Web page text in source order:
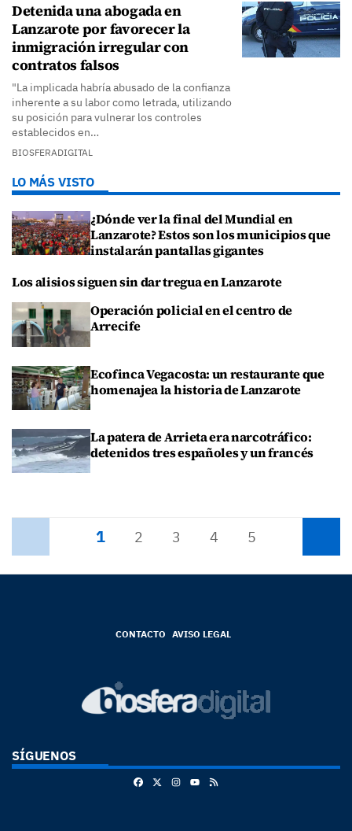
Detenida una abogada en
Lanzarote por favorecer la
inmigración irregular con
contratos falsos
"La implicada habría abusado de la confianza
inherente a su labor como letrada, utilizando
su posición para vulnerar los controles
establecidos en…
BIOSFERADIGITAL
LO MÁS VISTO
¿Dónde ver la final del Mundial en
Lanzarote? Estos son los municipios que
instalarán pantallas gigantes
Los alisios siguen sin dar tregua en Lanzarote
Operación policial en el centro de
Arrecife
Ecofinca Vegacosta: un restaurante que
homenajea la historia de Lanzarote
La patera de Arrieta era narcotráfico:
detenidos tres españoles y un francés
1 2 3 4 5
CONTACTO AVISO LEGAL
SÍGUENOS
FacebookInstagram